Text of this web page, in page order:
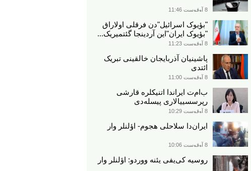
8 آوقوست 11:46
"بؤیوک اسرائیل"دن فرقلی اولاراق
"بؤیوک ایران"این آردینجا گئتمیریک...
8 آوقوست 11:23
پاشینیان آذربایجان خالقینی تبریک
ائتدی
8 آوقوست 11:00
ب‌ام‌ت ایراندا اتنیکلره قارشی
رپرسسییالاری پیسله‌دی
8 آوقوست 10:29
ایران‌دا سلاحلی هجوم- اؤلنلر وار
8 آوقوست 10:06
روسیه کی‌یفی یئنه ووردو: اؤلنلر وار